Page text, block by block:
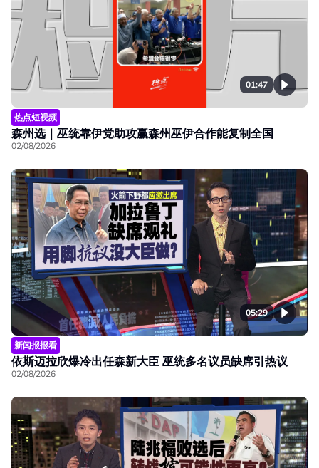
01:47
热点短视频
森州选｜巫统靠伊党助攻赢森州巫伊合作能复制全国
02/08/2026
05:29
新闻报报看
依斯迈拉欣爆冷出任森新大臣 巫统多名议员缺席引热议
02/08/2026